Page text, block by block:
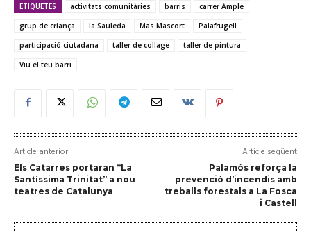
ETIQUETES activitats comunitàries barris
carrer Ample
grup de criança
la Sauleda Mas Mascort
Palafrugell
participació ciutadana
taller de collage
taller de pintura
Viu el teu barri
Article anterior
Els Catarres portaran “La
Santíssima Trinitat” a nou
teatres de Catalunya
Article següent
Palamós reforça la
prevenció d’incendis amb
treballs forestals a La Fosca
i Castell